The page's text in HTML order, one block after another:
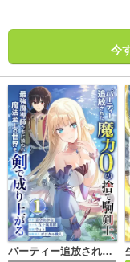
今
パーティー追放された魔力0の捨て駒剣士、最強魔導師たちに拾われ魔法至上の世界を剣で成り上がる【単行本版】